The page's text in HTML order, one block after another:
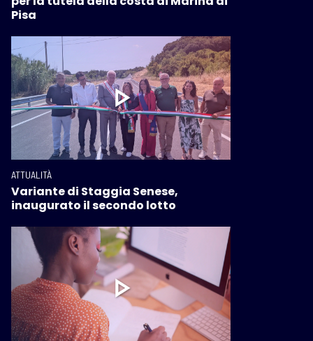
Pisa
ATTUALITÀ
Variante di Staggia Senese,
inaugurato il secondo lotto